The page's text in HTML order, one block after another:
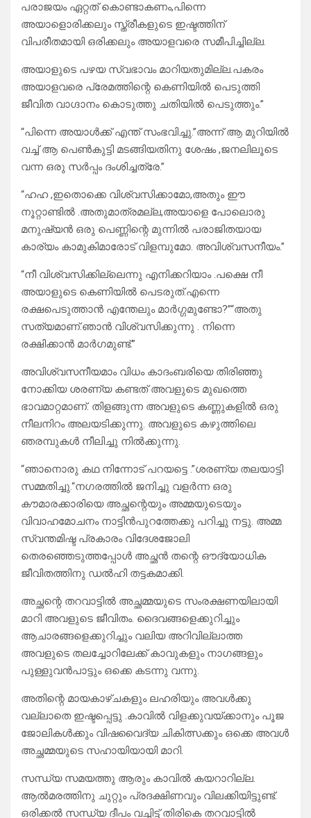
പരാജയം ഏറ്റത് കൊണ്ടാകണം,പിന്നെ
അയാളൊരിക്കലും സ്ത്രീകളുടെ ഇഷ്ടത്തിന്
വിപരീതമായി ഒരിക്കലും അയാളവരെ സമീപിച്ചില്ല.
അയാളുടെ പഴയ സ്വഭാവം മാറിയതുമില്ല.പകരം
അയാളവരെ പ്രേമത്തിന്റെ കെണിയിൽ പെടുത്തി
ജീവിത വാഗ്ദാനം കൊടുത്തു ചതിയിൽ പെടുത്തും.”
“പിന്നെ അയാൾക്ക്‌ എന്ത് സംഭവിച്ചു.”അന്ന് ആ മുറിയിൽ
വച്ച് ആ പെൺകുട്ടി മടങ്ങിയതിനു ശേഷം ,ജനലിലൂടെ
വന്ന ഒരു സർപ്പം ദംശിച്ചത്രേ.”
“ഹഹ ,ഇതൊക്കെ വിശ്വസിക്കാമോ,അതും ഈ
നൂറ്റാണ്ടിൽ .അതുമാത്രമല്ല,അയാളെ പോലൊരു
മനുഷ്യൻ ഒരു പെണ്ണിന്റെ മുന്നിൽ പരാജിതയായ
കാര്യം കാമുകിമാരോട് വിളമ്പുമോ. അവിശ്വസനീയം.”
“നീ വിശ്വസിക്കില്ലെന്നു എനിക്കറിയാം .പക്ഷെ നീ
അയാളുടെ കെണിയിൽ പെടരുത്.എന്നെ
രക്ഷപെടുത്താൻ എന്തേലും മാർഗ്ഗമുണ്ടോ?”“അതു
സത്യമാണ്.ഞാൻ വിശ്വസിക്കുന്നു . നിന്നെ
രക്ഷിക്കാൻ മാർഗമുണ്ട്.”
അവിശ്വസനീയമാം വിധം കാദംബരിയെ തിരിഞ്ഞു
നോക്കിയ ശരണ്യ കണ്ടത് അവളുടെ മുഖത്തെ
ഭാവമാറ്റമാണ്. തിളങ്ങുന്ന അവളുടെ കണ്ണുകളിൽ ഒരു
നീലനിറം അലയടിക്കുന്നു. അവളുടെ കഴുത്തിലെ
ഞരമ്പുകൾ നീലിച്ചു നിൽക്കുന്നു.
“ഞാനൊരു കഥ നിന്നോട് പറയട്ടെ .”ശരണ്യ തലയാട്ടി
സമ്മതിച്ചു.“നഗരത്തിൽ ജനിച്ചു വളർന്ന ഒരു
കൗമാരക്കാരിയെ അച്ഛന്റെയും അമ്മയുടെയും
വിവാഹമോചനം നാട്ടിൻപുറത്തേക്കു പറിച്ചു നട്ടു. അമ്മ
സ്വന്തമിഷ്ട പ്രകാരം വിദേശജോലി
തെരഞ്ഞെടുത്തപ്പോൾ അച്ഛൻ തന്റെ ഔദ്യോധിക
ജീവിതത്തിനു ഡൽഹി തട്ടകമാക്കി.
അച്ഛന്റെ തറവാട്ടിൽ അച്ഛമ്മയുടെ സംരക്ഷണയിലായി
മാറി അവളുടെ ജീവിതം. ദൈവങ്ങളെക്കുറിച്ചും
ആചാരങ്ങളെക്കുറിച്ചും വലിയ അറിവില്ലാത്ത
അവളുടെ തലച്ചോറിലേക്ക് കാവുകളും നാഗങ്ങളും
പുള്ളുവൻപാട്ടും ഒക്കെ കടന്നു വന്നു.
അതിന്റെ മായകാഴ്ചകളും ലഹരിയും അവൾക്കു
വല്ലാതെ ഇഷ്ടപ്പെട്ടു .കാവിൽ വിളക്കുവയ്ക്കാനും പൂജ
ജോലികൾക്കും വിഷവൈദ്യ ചികിത്സക്കും ഒക്കെ അവൾ
അച്ഛമ്മയുടെ സഹായിയായി മാറി.
സന്ധ്യ സമയത്തു ആരും കാവിൽ കയറാറില്ല.
ആൽമരത്തിനു ചുറ്റും പ്രദക്ഷിണവും വിലക്കിയിട്ടുണ്ട്.
ഒരിക്കൽ സന്ധ്യ ദീപം വച്ചിട്ട് തിരികെ തറവാട്ടിൽ